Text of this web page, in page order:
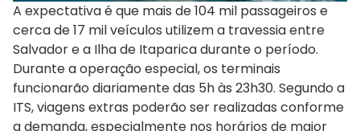
A expectativa é que mais de 104 mil passageiros e
cerca de 17 mil veículos utilizem a travessia entre
Salvador e a Ilha de Itaparica durante o período.
Durante a operação especial, os terminais
funcionarão diariamente das 5h às 23h30. Segundo a
ITS, viagens extras poderão ser realizadas conforme
a demanda, especialmente nos horários de maior